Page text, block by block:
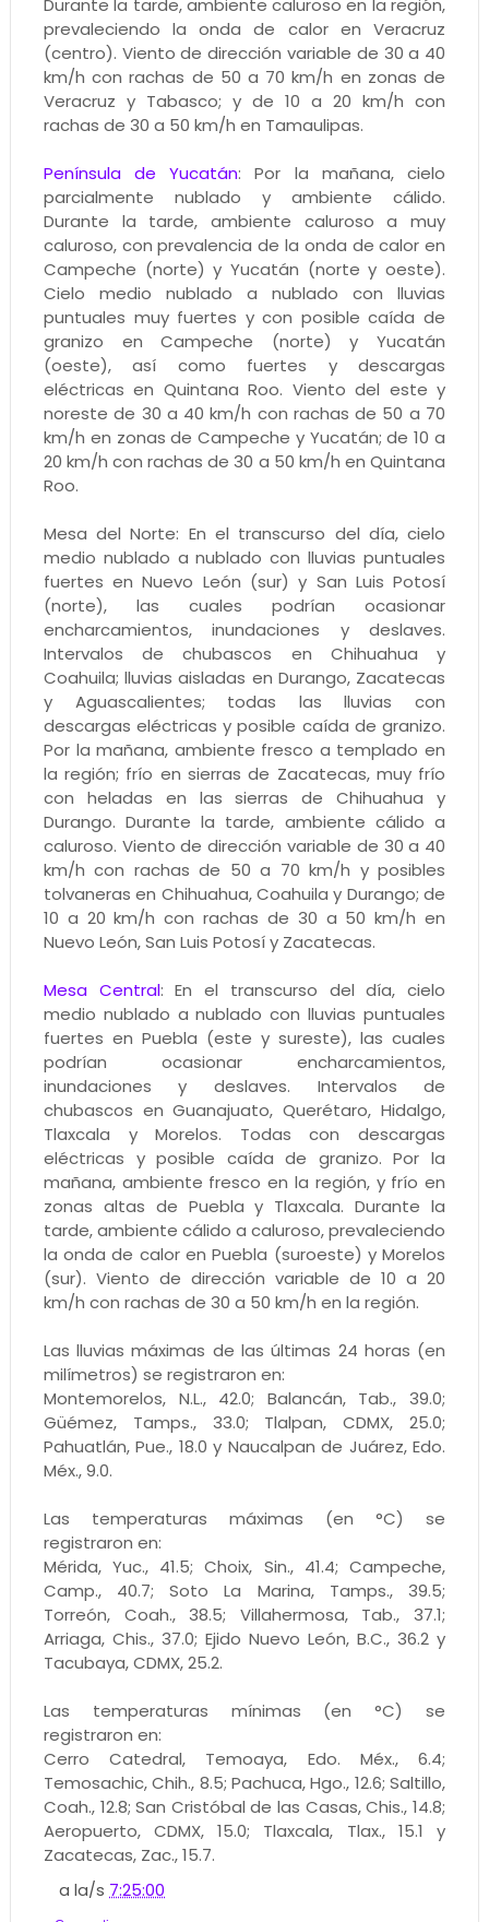
Durante la tarde, ambiente caluroso en la región,
prevaleciendo la onda de calor en Veracruz
(centro). Viento de dirección variable de 30 a 40
km/h con rachas de 50 a 70 km/h en zonas de
Veracruz y Tabasco; y de 10 a 20 km/h con
rachas de 30 a 50 km/h en Tamaulipas.
Península de Yucatán: Por la mañana, cielo
parcialmente nublado y ambiente cálido.
Durante la tarde, ambiente caluroso a muy
caluroso, con prevalencia de la onda de calor en
Campeche (norte) y Yucatán (norte y oeste).
Cielo medio nublado a nublado con lluvias
puntuales muy fuertes y con posible caída de
granizo en Campeche (norte) y Yucatán
(oeste), así como fuertes y descargas
eléctricas en Quintana Roo. Viento del este y
noreste de 30 a 40 km/h con rachas de 50 a 70
km/h en zonas de Campeche y Yucatán; de 10 a
20 km/h con rachas de 30 a 50 km/h en Quintana
Roo.
Mesa del Norte: En el transcurso del día, cielo
medio nublado a nublado con lluvias puntuales
fuertes en Nuevo León (sur) y San Luis Potosí
(norte), las cuales podrían ocasionar
encharcamientos, inundaciones y deslaves.
Intervalos de chubascos en Chihuahua y
Coahuila; lluvias aisladas en Durango, Zacatecas
y Aguascalientes; todas las lluvias con
descargas eléctricas y posible caída de granizo.
Por la mañana, ambiente fresco a templado en
la región; frío en sierras de Zacatecas, muy frío
con heladas en las sierras de Chihuahua y
Durango. Durante la tarde, ambiente cálido a
caluroso. Viento de dirección variable de 30 a 40
km/h con rachas de 50 a 70 km/h y posibles
tolvaneras en Chihuahua, Coahuila y Durango; de
10 a 20 km/h con rachas de 30 a 50 km/h en
Nuevo León, San Luis Potosí y Zacatecas.
Mesa Central: En el transcurso del día, cielo
medio nublado a nublado con lluvias puntuales
fuertes en Puebla (este y sureste), las cuales
podrían ocasionar encharcamientos,
inundaciones y deslaves. Intervalos de
chubascos en Guanajuato, Querétaro, Hidalgo,
Tlaxcala y Morelos. Todas con descargas
eléctricas y posible caída de granizo. Por la
mañana, ambiente fresco en la región, y frío en
zonas altas de Puebla y Tlaxcala. Durante la
tarde, ambiente cálido a caluroso, prevaleciendo
la onda de calor en Puebla (suroeste) y Morelos
(sur). Viento de dirección variable de 10 a 20
km/h con rachas de 30 a 50 km/h en la región.
Las lluvias máximas de las últimas 24 horas (en
milímetros) se registraron en:
Montemorelos, N.L., 42.0; Balancán, Tab., 39.0;
Güémez, Tamps., 33.0; Tlalpan, CDMX, 25.0;
Pahuatlán, Pue., 18.0 y Naucalpan de Juárez, Edo.
Méx., 9.0.
Las temperaturas máximas (en °C) se
registraron en:
Mérida, Yuc., 41.5; Choix, Sin., 41.4; Campeche,
Camp., 40.7; Soto La Marina, Tamps., 39.5;
Torreón, Coah., 38.5; Villahermosa, Tab., 37.1;
Arriaga, Chis., 37.0; Ejido Nuevo León, B.C., 36.2 y
Tacubaya, CDMX, 25.2.
Las temperaturas mínimas (en °C) se
registraron en:
Cerro Catedral, Temoaya, Edo. Méx., 6.4;
Temosachic, Chih., 8.5; Pachuca, Hgo., 12.6; Saltillo,
Coah., 12.8; San Cristóbal de las Casas, Chis., 14.8;
Aeropuerto, CDMX, 15.0; Tlaxcala, Tlax., 15.1 y
Zacatecas, Zac., 15.7.
a la/s 7:25:00